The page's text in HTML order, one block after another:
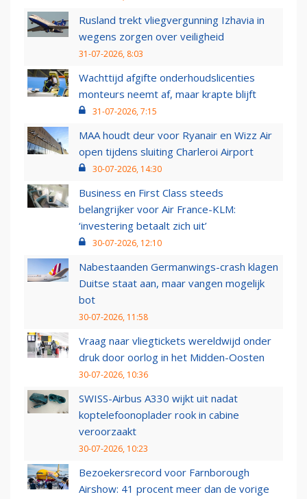
Rusland trekt vliegvergunning Izhavia in
wegens zorgen over veiligheid
31-07-2026, 8:03
Wachttijd afgifte onderhoudslicenties
monteurs neemt af, maar krapte blijft
31-07-2026, 7:15
MAA houdt deur voor Ryanair en Wizz Air
open tijdens sluiting Charleroi Airport
30-07-2026, 14:30
Business en First Class steeds
belangrijker voor Air France-KLM:
‘investering betaalt zich uit’
30-07-2026, 12:10
Nabestaanden Germanwings-crash klagen
Duitse staat aan, maar vangen mogelijk
bot
30-07-2026, 11:58
Vraag naar vliegtickets wereldwijd onder
druk door oorlog in het Midden-Oosten
30-07-2026, 10:36
SWISS-Airbus A330 wijkt uit nadat
koptelefoonoplader rook in cabine
veroorzaakt
30-07-2026, 10:23
Bezoekersrecord voor Farnborough
Airshow: 41 procent meer dan de vorige